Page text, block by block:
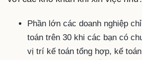
Phần lớn các doanh nghiệp
toán trên 30 khi các bạn có
vị trí kế toán tổng hợp, kế